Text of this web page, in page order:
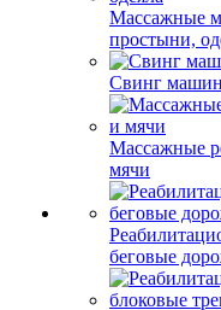
Массажные
простыни,
Свинг
Массажные
мячи
беговые